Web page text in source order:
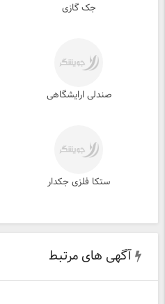
جک گازی
صندلی ارایشگاهی
ستکا فلزی جکدار
آگهی های مرتبط